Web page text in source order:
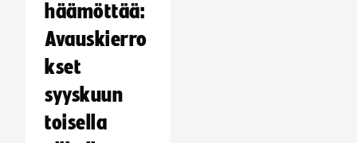
häämöttää:
Avauskierro
kset
syyskuun
toisella